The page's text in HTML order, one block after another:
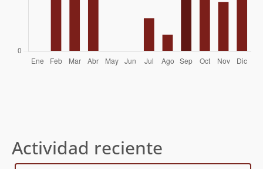
Actividad reciente